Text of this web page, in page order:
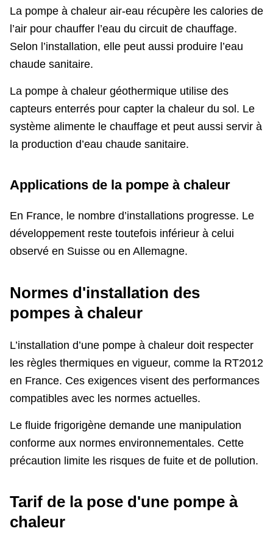
La pompe à chaleur air-eau récupère les calories de
l’air pour chauffer l’eau du circuit de chauffage.
Selon l’installation, elle peut aussi produire l’eau
chaude sanitaire.
La pompe à chaleur géothermique utilise des
capteurs enterrés pour capter la chaleur du sol. Le
système alimente le chauffage et peut aussi servir à
la production d’eau chaude sanitaire.
Applications de la pompe à chaleur
En France, le nombre d’installations progresse. Le
développement reste toutefois inférieur à celui
observé en Suisse ou en Allemagne.
Normes d'installation des
pompes à chaleur
L’installation d’une pompe à chaleur doit respecter
les règles thermiques en vigueur, comme la RT2012
en France. Ces exigences visent des performances
compatibles avec les normes actuelles.
Le fluide frigorigène demande une manipulation
conforme aux normes environnementales. Cette
précaution limite les risques de fuite et de pollution.
Tarif de la pose d'une pompe à
chaleur